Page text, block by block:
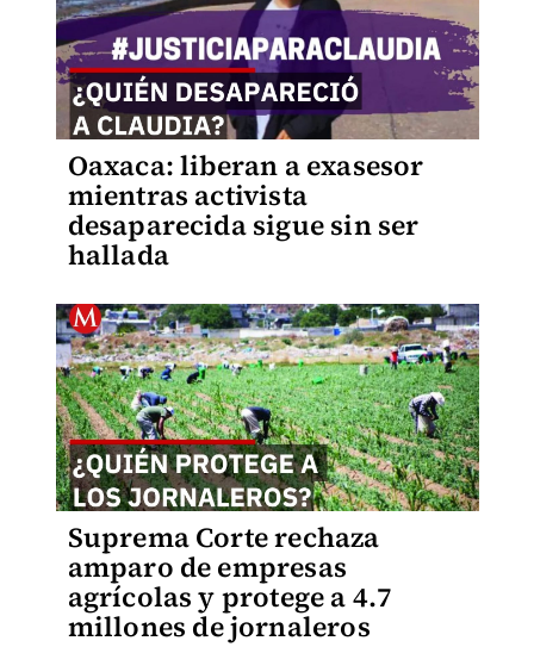
Oaxaca: liberan a exasesor
mientras activista
desaparecida sigue sin ser
hallada
Suprema Corte rechaza
amparo de empresas
agrícolas y protege a 4.7
millones de jornaleros